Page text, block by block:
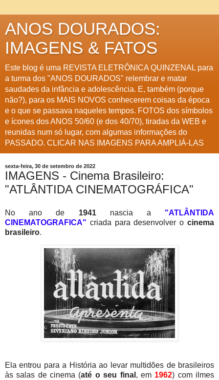
ANOS DOURADOS:
IMAGENS & FATOS
Este blog é uma REVISTA ELETRÔNICA QUINZENAL para
a turma dos "ANOS DOURADOS" relembrar e matar
saudades da infância e adolescência. E, também (porque
não?), para os MAIS NOVOS conhecerem coisas da época
e o que se passava naqueles tempos. FOTOS dos símbolos
e ícones dos ANOS 50/60 (e dos 40/70), tiradas da WEB e
reunidas num só lugar, com algumas informações do
PASSADO. CLICAR NAS IMAGENS PARA AMPLIÁ-LAS
sexta-feira, 30 de setembro de 2022
IMAGENS - Cinema Brasileiro:
"ATLÂNTIDA CINEMATOGRÁFICA"
No ano de 1941nascia a "ATLÂNTIDA
CINEMATOGRAFICA" criada para desenvolver o cinema
brasileiro.
Ela entrou para a História ao levar multidões de brasileiros
às salas de cinema (até o seu final , em 1962) com ilmes